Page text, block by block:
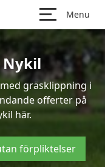
Menu
Nykil
gräsklippning i
offerter på
här.
förpliktelser